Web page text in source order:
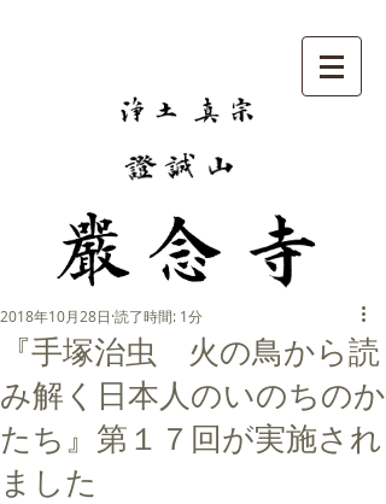
『手塚治虫 火の鳥から読
み解く日本人のいのちのか
たち』第１７回が実施され
ました
2018年10月28日 読了時間: 1分